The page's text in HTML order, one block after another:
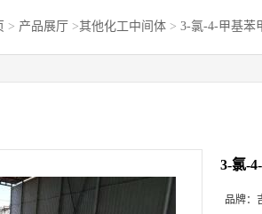
> 产品展厅 >其他化工中间体 > 3-氯-4-甲基苯
3-氯-
品牌：